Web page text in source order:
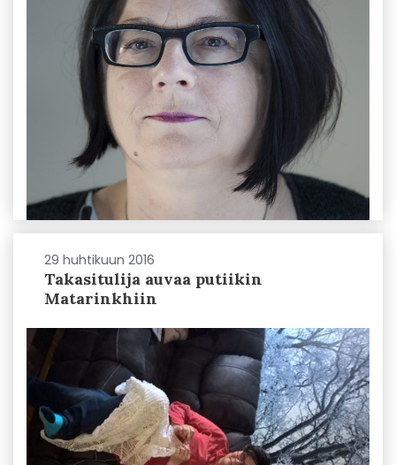
29 huhtikuun 2016
Takasitulija auvaa putiikin
Matarinkhiin